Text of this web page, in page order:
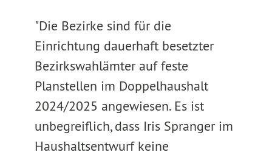
"Die Bezirke sind für die
Einrichtung dauerhaft besetzter
Bezirkswahlämter auf feste
Planstellen im Doppelhaushalt
2024/2025 angewiesen. Es ist
unbegreiflich, dass Iris Spranger im
Haushaltsentwurf keine